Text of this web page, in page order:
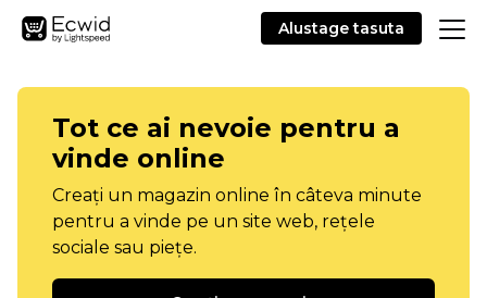
Alustage tasuta
Tot ce ai nevoie pentru a
vinde online
Creați un magazin online în câteva minute
pentru a vinde pe un site web, rețele
sociale sau piețe.